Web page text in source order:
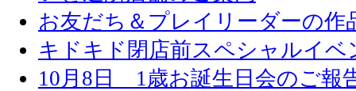
お友だち＆プレイリーダーの作
キドキド閉店前スペシャルイベ
10月8日 1歳お誕生日会のご報